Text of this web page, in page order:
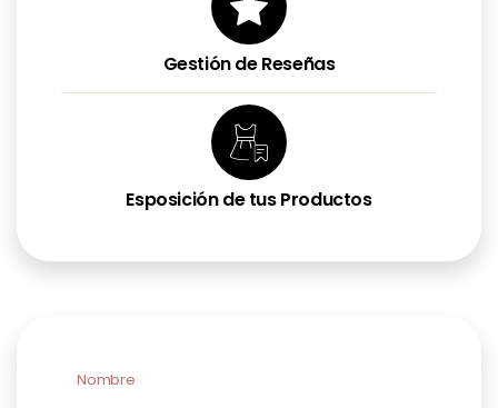
Gestión de Reseñas
Esposición de tus Productos